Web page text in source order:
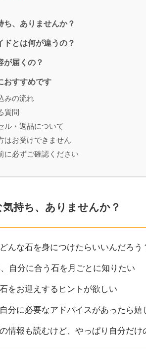
ち、ありませんか？
ドとは何が違うの？
が届くの？
おすすめです
みの流れ
質問
ル・返品について
はお受けできません
に必ずご確認ください
気持ち、ありませんか？
んな石を身につけたらいいんだろう
自分に合う石を月ごとに知りたい
をお迎えするヒントが欲しい
分に必要なアドバイスがあったら嬉
情報も読むけど、やっぱり自分だけ